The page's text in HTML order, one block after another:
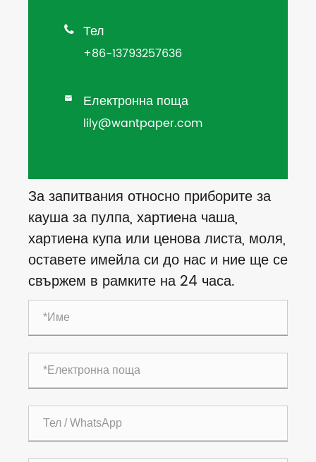
 Тел
+86-13793257636
 Електронна поща
lily@wantpaper.com
За запитвания относно приборите за
кауша за пулпа, хартиена чаша,
хартиена купа или ценова листа, моля,
оставете имейла си до нас и ние ще се
свържем в рамките на 24 часа.